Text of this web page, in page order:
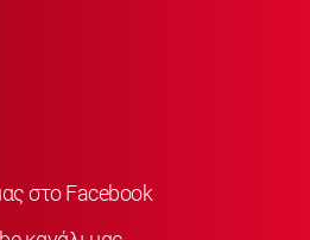
στο Facebook